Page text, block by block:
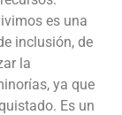
es una
inclusión, de
la
ya que
Es un